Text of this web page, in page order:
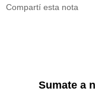
Compartí esta nota
Sumate a